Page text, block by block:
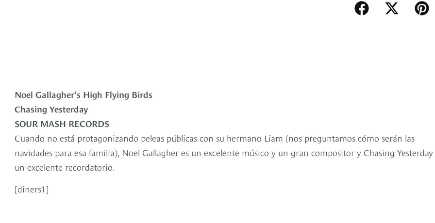
Noel Gallagher’s High Flying Birds
Chasing Yesterday
SOUR MASH RECORDS
Cuando no está protagonizando peleas públicas con su hermano Liam (nos preguntamos cómo serán las
navidades para esa familia), Noel Gallagher es un excelente músico y un gran compositor y Chasing Yesterday
un excelente recordatorio.
[diners1]